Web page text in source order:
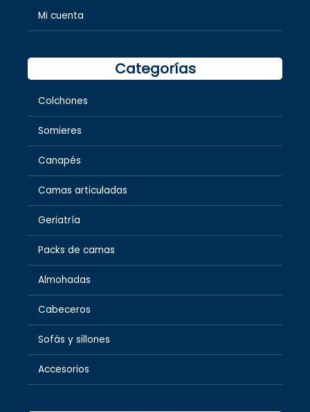
Mi cuenta
Categorías
Colchones
Somieres
Canapés
Camas articuladas
Geriatría
Packs de camas
Almohadas
Cabeceros
Sofás y sillones
Accesorios